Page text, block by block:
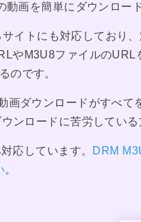
画を簡単にダウンロー
イトにも対応しており
やM3U8ファイルの
のです。
ダウンロードがすべ
ンロードに苦労してい
応しています。 DRM
。